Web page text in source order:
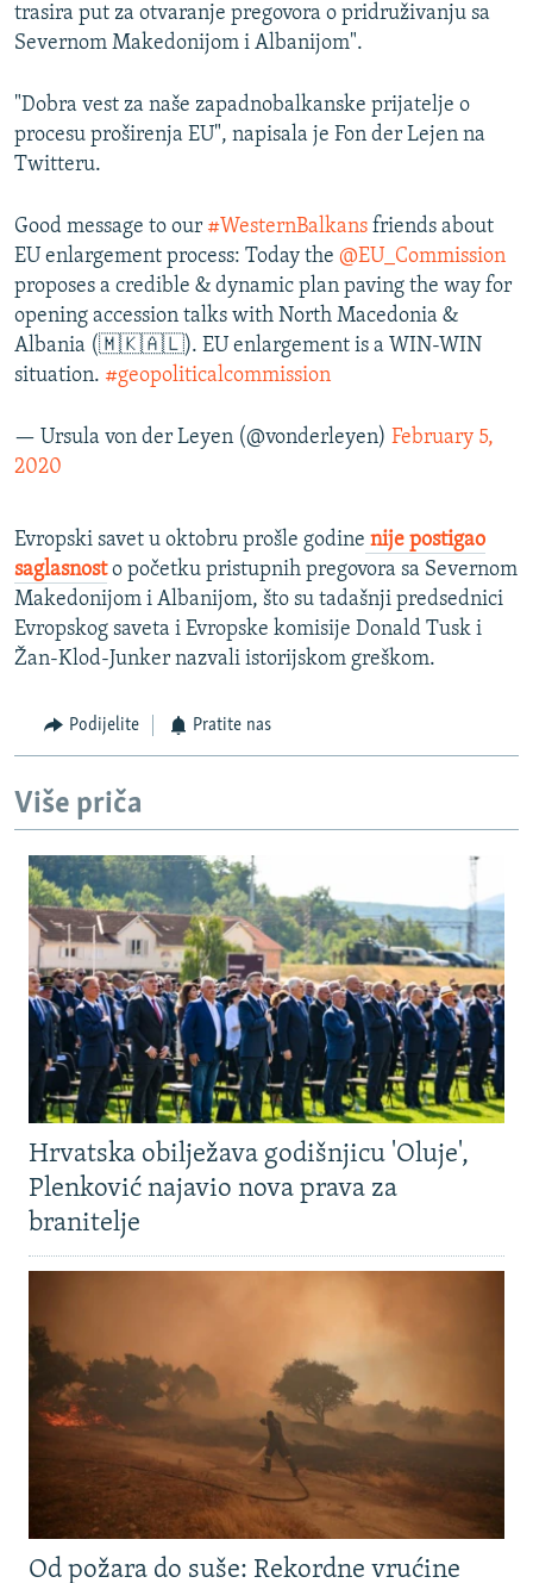
trasira put za otvaranje pregovora o pridruživanju sa
Severnom Makedonijom i Albanijom".
"Dobra vest za naše zapadnobalkanske prijatelje o
procesu proširenja EU", napisala je Fon der Lejen na
Twitteru.
Good message to our #WesternBalkans friends about
EU enlargement process: Today the @EU_Commission
proposes a credible & dynamic plan paving the way for
opening accession talks with North Macedonia &
Albania (🇲🇰🇦🇱). EU enlargement is a WIN-WIN
situation. #geopoliticalcommission
— Ursula von der Leyen (@vonderleyen) February 5,
2020
Evropski savet u oktobru prošle godine nije postigao
saglasnosto početku pristupnih pregovora sa Severnom
Makedonijom i Albanijom, što su tadašnji predsednici
Evropskog saveta i Evropske komisije Donald Tusk i
Žan-Klod-Junker nazvali istorijskom greškom.
Podijelite Pratite nas
Više priča
Hrvatska obilježava godišnjicu 'Oluje',
Plenković najavio nova prava za
branitelje
Od požara do suše: Rekordne vrućine